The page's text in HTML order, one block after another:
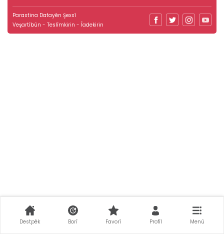
Parastina Datayên Şexsî
Veşartîbûn - Teslîmkirin - Îadekirin
Destpêk Borî Favorî Profîl Menû